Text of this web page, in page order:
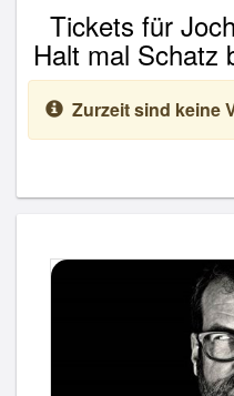
Tickets für
Halt mal Schatz
Zurzeit sind keine